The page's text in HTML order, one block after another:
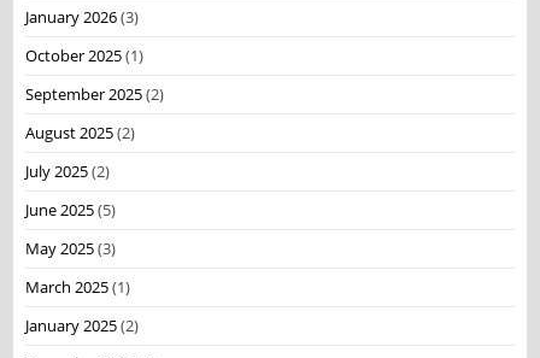
January 2026(3)
October 2025(1)
September 2025(2)
August 2025(2)
July 2025(2)
June 2025(5)
May 2025(3)
March 2025(1)
January 2025(2)